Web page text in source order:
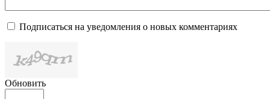
Подписаться на уведомления о новых комментариях
Обновить